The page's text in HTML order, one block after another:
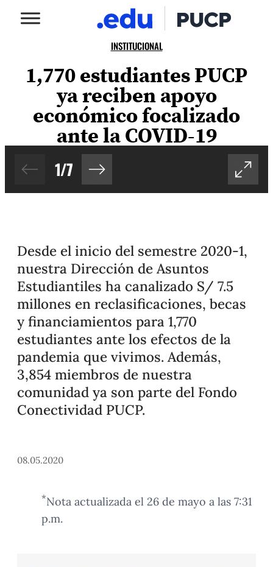
INSTITUCIONAL
1,770 estudiantes PUCP
ya reciben apoyo
económico focalizado
ante la COVID-19
1/7
Desde el inicio del semestre 2020-1,
nuestra Dirección de Asuntos
Estudiantiles ha canalizado S/ 7.5
millones en reclasificaciones, becas
y financiamientos para 1,770
estudiantes ante los efectos de la
pandemia que vivimos. Además,
3,854 miembros de nuestra
comunidad ya son parte del Fondo
Conectividad PUCP.
08.05.2020
*Nota actualizada el 26 de mayo a las 7:31
p.m.